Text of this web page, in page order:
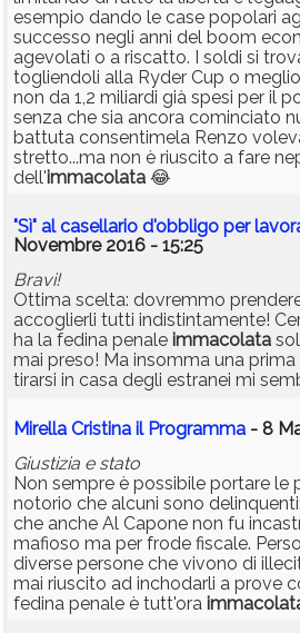
esempio dando le case popolari
successo negli anni del boom
agevolati o a riscatto. I soldi si
togliendoli alla Ryder Cup o
non da 1,2 miliardi già spesi per il
senza che sia ancora cominciato
battuta consentimela Renzo
stretto...ma non è riuscito a fare
dell'immacolata 😂
"Sì" al casellario d'obbligo per
Novembre 2016 - 15:25
Bravi!
Ottima scelta: dovremmo
accoglierli tutti indistintamente!
ha la fedina penale immacolata
mai preso! Ma insomma una
tirarsi in casa degli estranei mi
Mirella Cristina il Programma - 8
Giustizia e stato
Non sempre è possibile portare le
notorio che alcuni sono
che anche Al Capone non fu
mafioso ma per frode fiscale.
diverse persone che vivono di
mai riuscito ad inchodarli a prove
fedina penale è tutt'ora